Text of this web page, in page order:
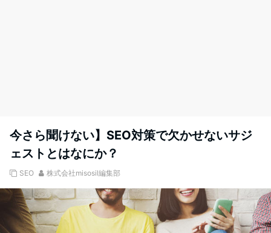
今さら聞けない】SEO対策で欠かせないサジ
ェストとはなにか？
SEO 株式会社misosil編集部